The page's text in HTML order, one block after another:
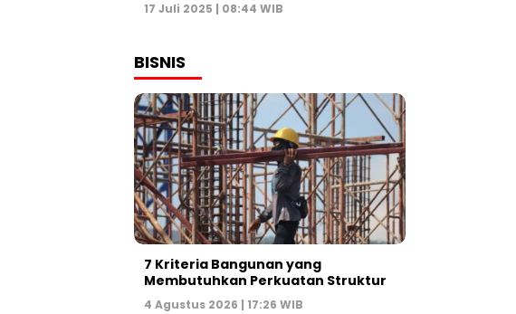
17 Juli 2025 | 08:44 WIB
BISNIS
7 Kriteria Bangunan yang
Membutuhkan Perkuatan Struktur
4 Agustus 2026 | 17:26 WIB